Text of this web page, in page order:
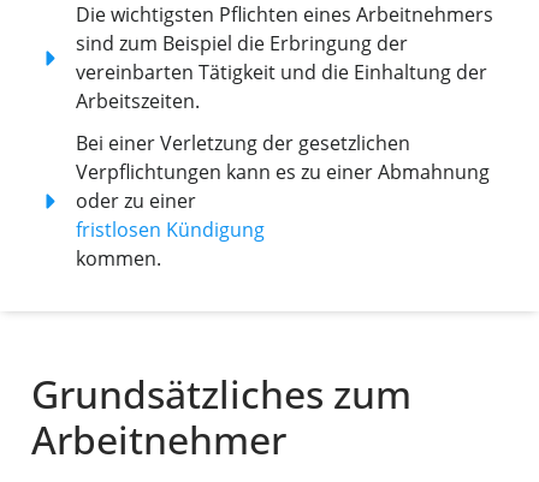
Die wichtigsten Pflichten eines Arbeitnehmers
sind zum Beispiel die Erbringung der
vereinbarten Tätigkeit und die Einhaltung der
Arbeitszeiten.
Bei einer Verletzung der gesetzlichen
Verpflichtungen kann es zu einer Abmahnung
oder zu einer
fristlosen Kündigung
kommen.
Grundsätzliches zum
Arbeitnehmer